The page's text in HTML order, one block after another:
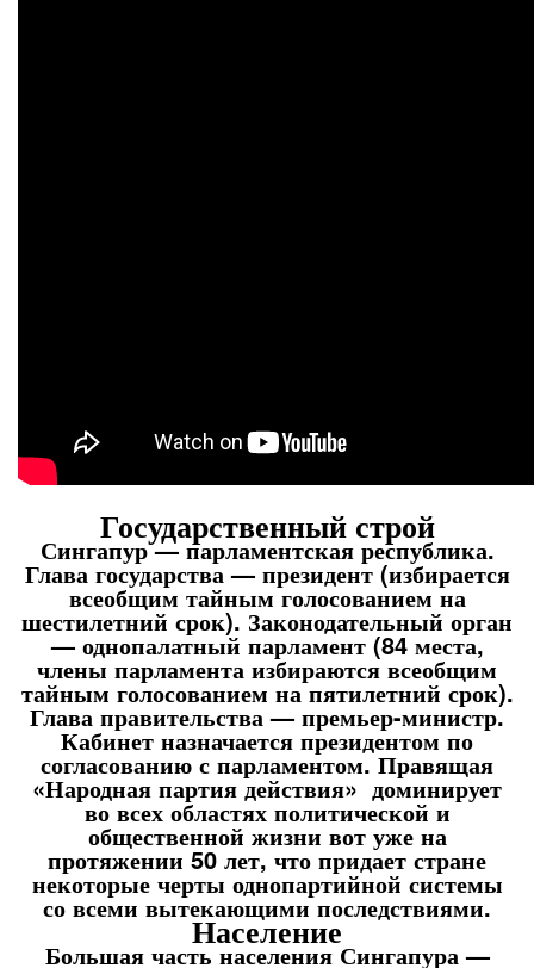
Государственный строй
Сингапур — парламентская республика.
Глава государства — президент (избирается
всеобщим тайным голосованием на
шестилетний срок). Законодательный орган
— однопалатный парламент (84 места,
члены парламента избираются всеобщим
тайным голосованием на пятилетний срок).
Глава правительства — премьер-министр.
Кабинет назначается президентом по
согласованию с парламентом. Правящая
«Народная партия действия» доминирует
во всех областях политической и
общественной жизни вот уже на
протяжении 50 лет, что придает стране
некоторые черты однопартийной системы
со всеми вытекающими последствиями.
Население
Большая часть населения Сингапура —